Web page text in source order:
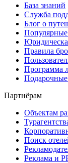
База знаний
Служба
Блог о
Правила
Программа
Партнёрам
Объектам
Поиск
Реклама и